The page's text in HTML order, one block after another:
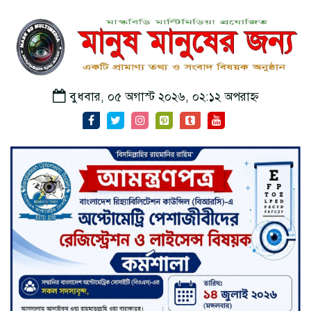
বুধবার, ০৫ অগাস্ট ২০২৬, ০২:১২ অপরাহ্ন